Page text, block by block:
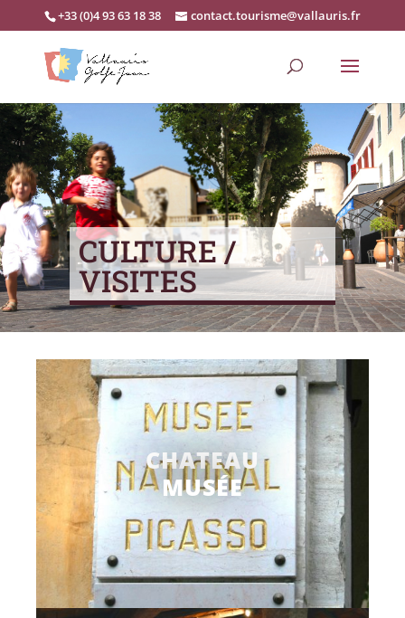
+33 (0)4 93 63 18 38 contact.tourisme@vallauris.fr
CULTURE /
VISITES